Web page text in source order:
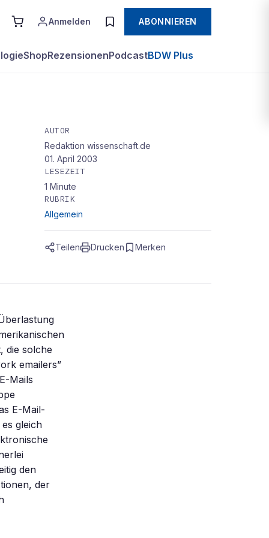
Anmelden ABONNIEREN
ShopRezensionenPodcastBDW Plus
AUTOR
Redaktion wissenschaft.de
01. April 2003
LESEZEIT
1 Minute
RUBRIK
Allgemein
Teilen Drucken Merken
die solche
emailers”
Mails
E-Mail-
gleich
den
der